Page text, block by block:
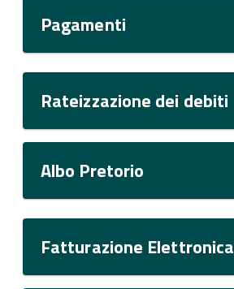
Pagamenti
Rateizzazione dei debiti
Albo Pretorio
Fatturazione Elettronica